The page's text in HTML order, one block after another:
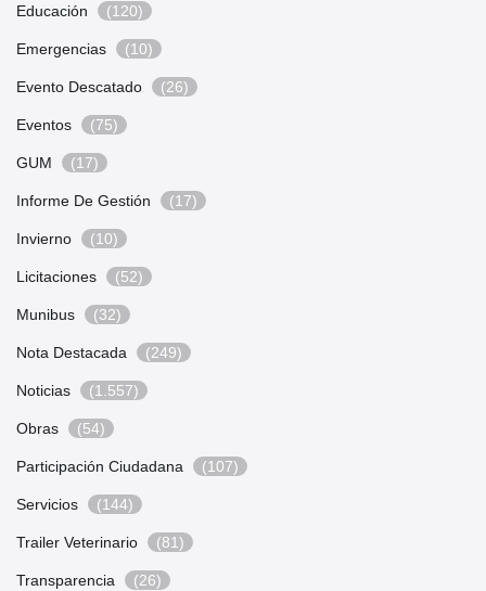
Educación (120)
Emergencias (10)
Evento Descatado (26)
Eventos (75)
GUM (17)
Informe De Gestión (17)
Invierno (10)
Licitaciones (52)
Munibus (32)
Nota Destacada (249)
Noticias (1.557)
Obras (54)
Participación Ciudadana (107)
Servicios (144)
Trailer Veterinario (81)
Transparencia (26)